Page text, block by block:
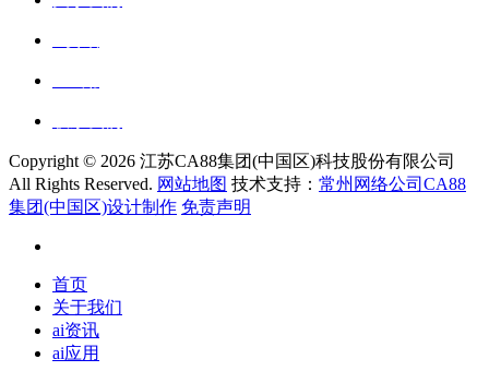
Copyright © 2026 江苏CA88集团(中国区)科技股份有限公司
All Rights Reserved. 网站地图 技术支持： 常州网络公司CA88
集团(中国区)设计制作 免责声明
首页
关于我们
ai资讯
ai应用